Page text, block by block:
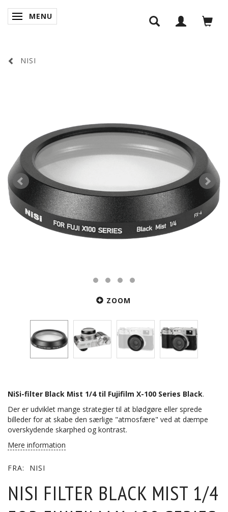
SKIFTE NAVIGATION
MENU
NISI
ZOOM
NiSi-filter Black Mist 1/4 til Fujifilm X-100 Series Black.
Der er udviklet mange strategier til at blødgøre eller sprede
billeder for at skabe den særlige "atmosfære" ved at dæmpe
overskydende skarphed og kontrast.
Mere information
FRA: NISI
NISI FILTER BLACK MIST 1/4